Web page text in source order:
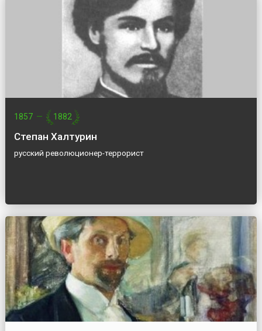
1857 — 1882
Степан Халтурин
русский революционер-террорист